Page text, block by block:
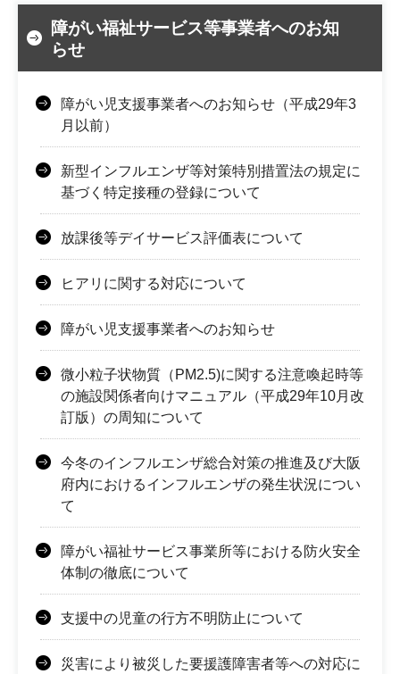
障がい福祉サービス等事業者へのお知
らせ
障がい児支援事業者へのお知らせ（平成29年3
月以前）
新型インフルエンザ等対策特別措置法の規定に
基づく特定接種の登録について
放課後等デイサービス評価表について
ヒアリに関する対応について
障がい児支援事業者へのお知らせ
微小粒子状物質（PM2.5)に関する注意喚起時等
の施設関係者向けマニュアル（平成29年10月改
訂版）の周知について
今冬のインフルエンザ総合対策の推進及び大阪
府内におけるインフルエンザの発生状況につい
て
障がい福祉サービス事業所等における防火安全
体制の徹底について
支援中の児童の行方不明防止について
災害により被災した要援護障害者等への対応に